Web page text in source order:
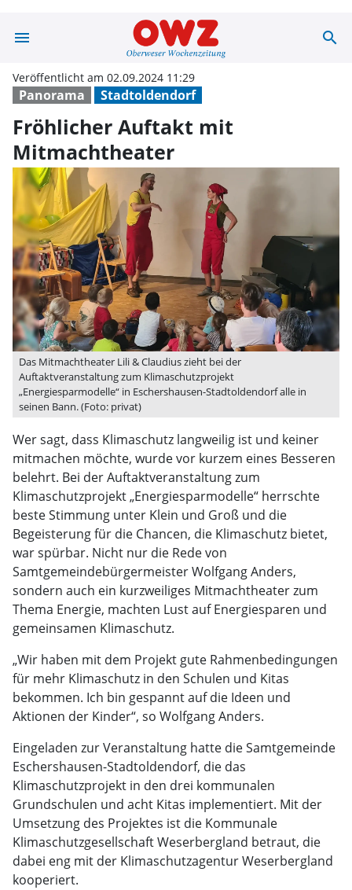
menu Fröhlicher search
Panorama Stadtoldendorf
Veröffentlicht am 02.09.2024 11:29
Fröhlicher Auftakt mit
Mitmachtheater
Das Mitmachtheater Lili & Claudius zieht bei der
Auftaktveranstaltung zum Klimaschutzprojekt
„Energiesparmodelle“ in Eschershausen-Stadtoldendorf alle in
seinen Bann. (Foto: privat)
Wer sagt, dass Klimaschutz langweilig ist und keiner
mitmachen möchte, wurde vor kurzem eines Besseren
belehrt. Bei der Auftaktveranstaltung zum
Klimaschutzprojekt „Energiesparmodelle“ herrschte
beste Stimmung unter Klein und Groß und die
Begeisterung für die Chancen, die Klimaschutz bietet,
war spürbar. Nicht nur die Rede von
Samtgemeindebürgermeister Wolfgang Anders,
sondern auch ein kurzweiliges Mitmachtheater zum
Thema Energie, machten Lust auf Energiesparen und
gemeinsamen Klimaschutz.
„Wir haben mit dem Projekt gute Rahmenbedingungen
für mehr Klimaschutz in den Schulen und Kitas
bekommen. Ich bin gespannt auf die Ideen und
Aktionen der Kinder“, so Wolfgang Anders.
Eingeladen zur Veranstaltung hatte die Samtgemeinde
Eschershausen-Stadtoldendorf, die das
Klimaschutzprojekt in den drei kommunalen
Grundschulen und acht Kitas implementiert. Mit der
Umsetzung des Projektes ist die Kommunale
Klimaschutzgesellschaft Weserbergland betraut, die
dabei eng mit der Klimaschutzagentur Weserbergland
kooperiert.